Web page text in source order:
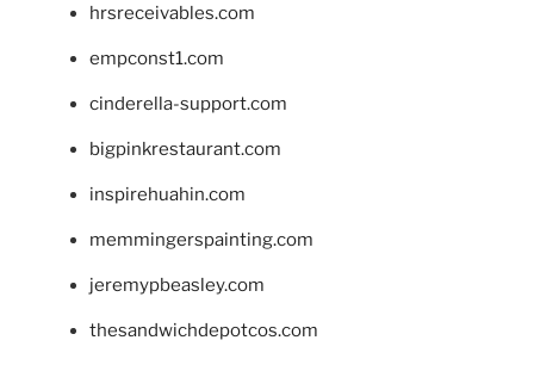
hrsreceivables.com
empconst1.com
cinderella-support.com
bigpinkrestaurant.com
inspirehuahin.com
memmingerspainting.com
jeremypbeasley.com
thesandwichdepotcos.com